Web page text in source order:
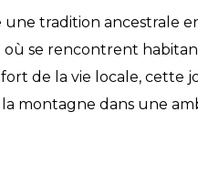
tradition ancestrale
se rencontrent
de la vie locale, cette
montagne dans une